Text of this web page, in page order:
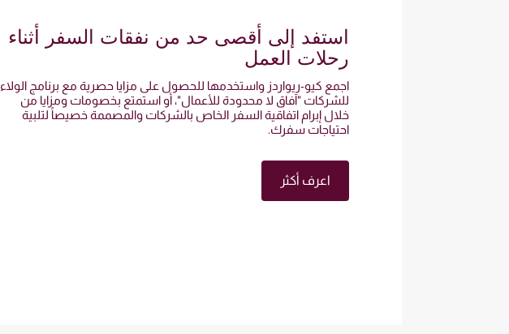
استفد إلى أقصى حد من نفقات السفر أثناء
رحلات العمل
اجمع كيو-ريواردز واستخدمها للحصول على مزايا حصرية مع برنامج الولاء
للشركات "آفاق لا محدودة للأعمال"، أو استمتع بخصومات ومزايا من
خلال إبرام اتفاقية السفر الخاص بالشركات والمصممة خصيصاً لتلبية
احتياجات سفرك.
اعرف أكثر